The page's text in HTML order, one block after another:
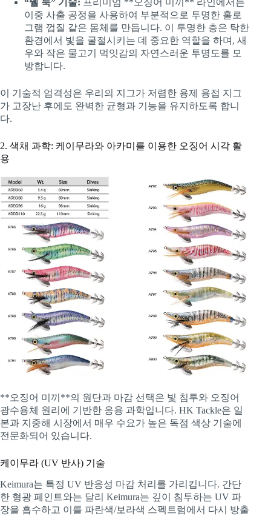
“쉘 룩” 기술: 프리미엄 **오징어 미끼** 라인에서는
이중 사출 공정을 사용하여 부분적으로 투명한 홀로
그램 껍질 같은 몸체를 만듭니다. 이 투명한 층은 탁한
환경에서 빛을 굴절시키는 데 중요한 역할을 하며, 새
우와 작은 물고기 먹잇감의 자연스러운 투명도를 모
방합니다.
이 기술적 엄격성은 우리의 지그가 저렴한 용제 용접 지그
가 고장난 후에도 완벽한 균형과 기능을 유지하도록 합니
다.
2. 색채 과학: 케이무라와 아카미를 이용한 오징어 시각 활
용
**오징어 미끼**의 원단과 마감 선택은 빛 침투와 오징어
광수용체 원리에 기반한 응용 과학입니다. HK Tackle은 일
본과 지중해 시장에서 매우 수요가 높은 독점 색상 기술에
전문화되어 있습니다.
케이무라 (UV 반사) 기술
Keimura는 특정 UV 반응성 마감 처리를 가리킵니다. 간단
한 형광 페인트와는 달리 Keimura는 깊이 침투하는 UV 파
장을 흡수하고 이를 파란색/보라색 스펙트럼에서 다시 방출